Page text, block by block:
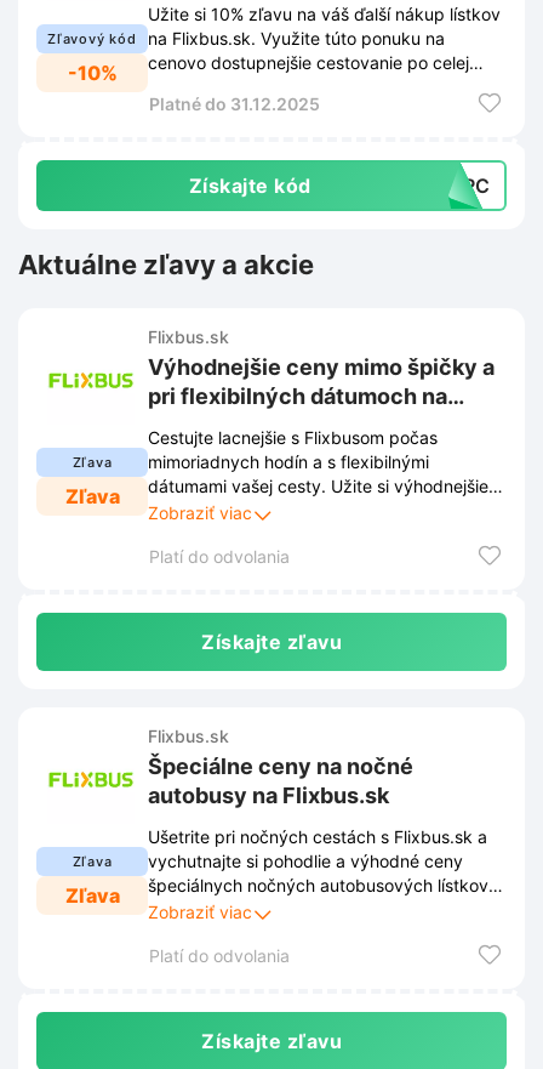
Zľavový kód
-10%
Užite si 10% zľavu na váš ďalší nákup lístkov
na Flixbus.sk. Využite túto ponuku na
cenovo dostupnejšie cestovanie po celej
Platné do 31.12.2025
Získajte kód ZVRC
Aktuálne zľavy a akcie
Zľava
Zľava
Flixbus.sk
Výhodnejšie ceny mimo špičky a
pri flexibilných dátumoch na
Flixbus.sk
Cestujte lacnejšie s Flixbusom počas
mimoriadnych hodín a s flexibilnými
dátumami vašej cesty. Užite si výhodnejšie
ceny a objavujte nové miesta bez obáv o váš
Zobraziť viac
Platí do odvolania
Získajte zľavu
Zľava
Zľava
Flixbus.sk
Špeciálne ceny na nočné
autobusy na Flixbus.sk
Ušetrite pri nočných cestách s Flixbus.sk a
vychutnajte si pohodlie a výhodné ceny
špeciálnych nočných autobusových lístkov.
Nechajte nás vás doviezť tam, kam
skvelé ceny.
Zobraziť viac
Platí do odvolania
Získajte zľavu